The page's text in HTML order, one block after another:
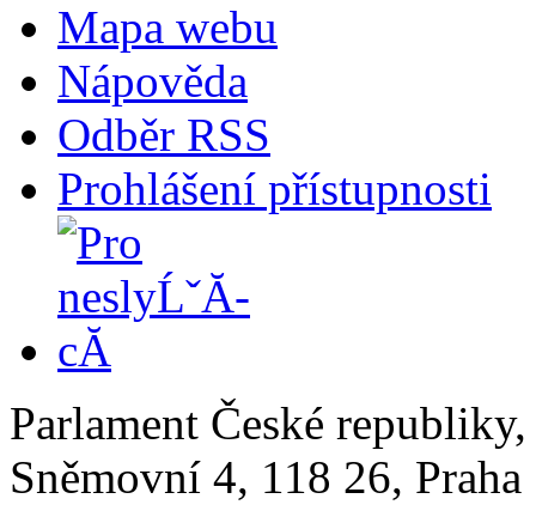
Mapa webu
Nápověda
Odběr RSS
Prohlášení přístupnosti
Parlament České
Sněmovní 4, 118 26,